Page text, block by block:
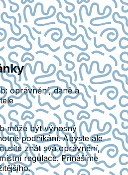
oprávnění, daně a
může být výnosný
podnikání. Abyste ale
znát svá oprávnění,
regulace. Přinášíme